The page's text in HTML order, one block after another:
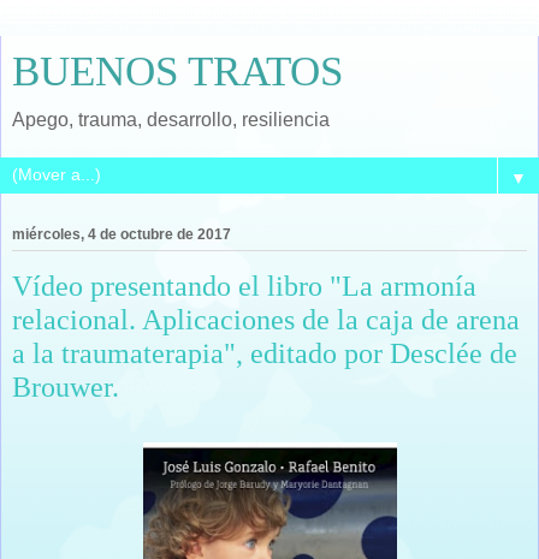
BUENOS TRATOS
Apego, trauma, desarrollo, resiliencia
▼
miércoles, 4 de octubre de 2017
Vídeo presentando el libro "La armonía
relacional. Aplicaciones de la caja de arena
a la traumaterapia", editado por Desclée de
Brouwer.